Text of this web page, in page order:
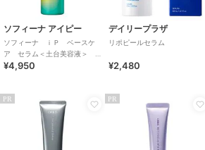
ソフィーナ アイピー
ソフィーナ ｉＰ ベースケ
ア セラム＜土台美容液＞
レフィル９０Ｇ
¥4,950
デイリープラザ
リポピールセラム
¥2,480
PR PR